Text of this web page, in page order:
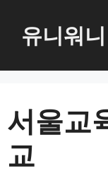
로
뛰
유니워니
서울교
교